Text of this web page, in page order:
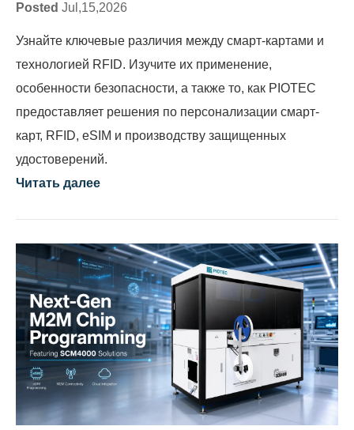
Posted Jul,15,2026
Узнайте ключевые различия между смарт-картами и
технологией RFID. Изучите их применение,
особенности безопасности, а также то, как PIOTEC
предоставляет решения по персонализации смарт-
карт, RFID, eSIM и производству защищенных
удостоверений.
Читать далее